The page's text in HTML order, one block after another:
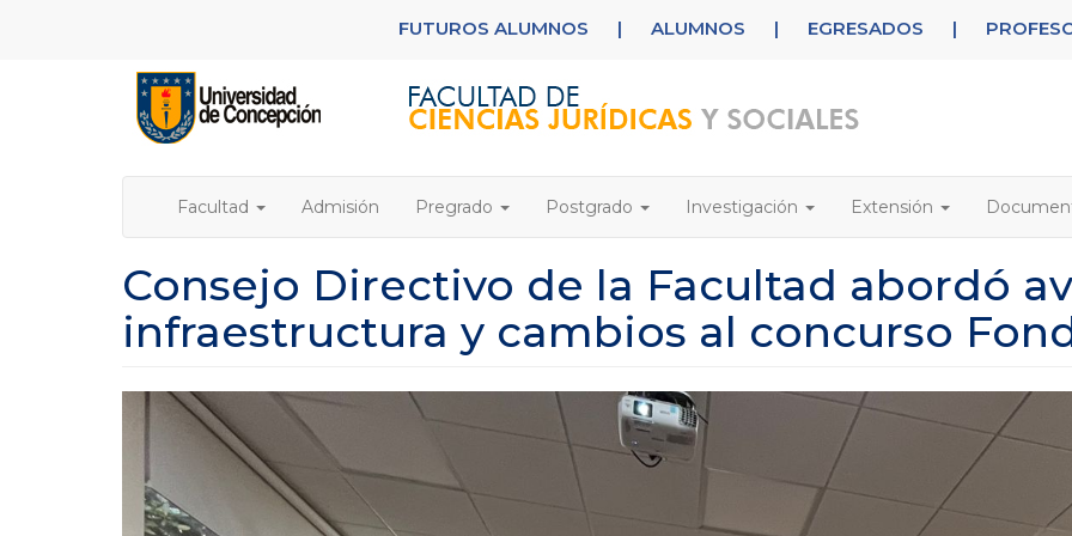
FUTUROS ALUMNOS | ALUMNOS | EGRESADOS |
Facultad Admisión Pregrado Postgrado Investigación Extensión
Consejo Directivo de la Facultad abordó
infraestructura y cambios al concurso